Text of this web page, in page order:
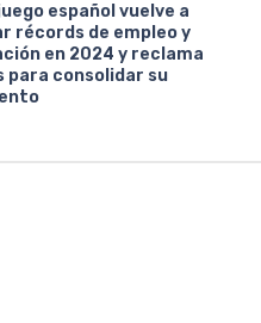
español vuelve a
récords de empleo y
en 2024 y reclama
para consolidar su